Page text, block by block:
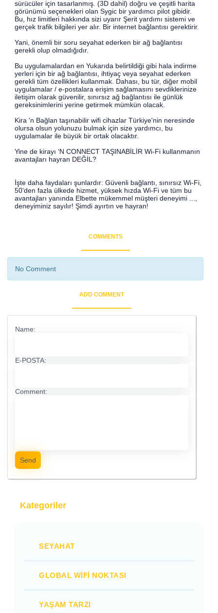
sürücüler için tasarlanmış. (3D dahil) doğru ve çeşitli harita
görünümü seçenekleri olan Sygic bir yardımcı pilot gibidir.
Bu, hız limitleri hakkında sizi uyarır Şerit yardımı sistemi ve
gerçek trafik bilgileri yer alır. Bir internet bağlantısı gerektirir.
Yani, önemli bir soru seyahat ederken bir ağ bağlantısı
gerekli olup olmadığıdır.
Bu uygulamalardan en Yukarıda belirtildiği gibi hala indirme
yerleri için bir ağ bağlantısı, ihtiyaç veya seyahat ederken
gerekli tüm özellikleri kullanmak. Dahası, bu tür, diğer mobil
uygulamalar / e-postalara erişim sağlamasını sevdiklerinize
iletişim olarak güvenilir, sınırsız ağ bağlantısı ile günlük
gereksinimlerini yerine getirmek mümkün olacak.
Kira 'n Bağlan taşınabilir wifi cihazlar Türkiye'nin neresinde
olursa olsun yolunuzu bulmak için size yardımcı, bu
uygulamalar ile büyük bir ortak olacaktır.
Yine de kirayı ‘N CONNECT TAŞINABİLİR Wi-Fi kullanmanın
avantajları hayran DEĞİL?
İşte daha faydaları şunlardır: Güvenli bağlantı, sınırsız Wi-Fi,
50'den fazla ülkede hizmet, yüksek hızda Wi-Fi ve tüm bu
avantajları yanında Elbette mükemmel müşteri deneyimi ...,
deneyiminiz sayılır! Şimdi ayırtın ve hayran!
COMMENTS
No Comment
ADD COMMENT
Name:
E-POSTA:
Comment:
Send
Kategoriler
SEYAHAT
GLOBAL WIFI NOKTASI
YAŞAM TARZI